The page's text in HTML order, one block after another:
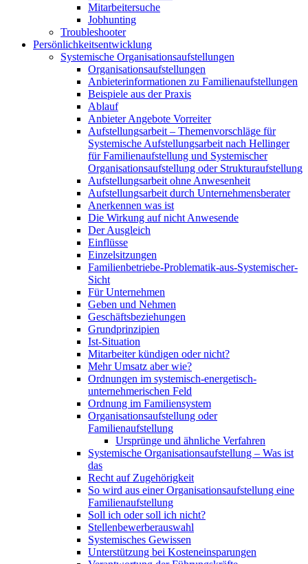
Mitarbeitersuche
Jobhunting
Troubleshooter
Persönlichkeitsentwicklung
Systemische Organisationsaufstellungen
Organisationsaufstellungen
Anbieterinformationen zu Familienaufstellungen
Beispiele aus der Praxis
Ablauf
Anbieter Angebote Vorreiter
Aufstellungsarbeit – Themenvorschläge für
Systemische Aufstellungsarbeit nach Hellinger
für Familienaufstellung und Systemischer
Organisationsaufstellung oder Strukturaufstellung
Aufstellungsarbeit ohne Anwesenheit
Aufstellungsarbeit durch Unternehmensberater
Anerkennen was ist
Die Wirkung auf nicht Anwesende
Der Ausgleich
Einflüsse
Einzelsitzungen
Familienbetriebe-Problematik-aus-Systemischer-
Sicht
Für Unternehmen
Geben und Nehmen
Geschäftsbeziehungen
Grundprinzipien
Ist-Situation
Mitarbeiter kündigen oder nicht?
Mehr Umsatz aber wie?
Ordnungen im systemisch-energetisch-
unternehmerischen Feld
Ordnung im Familiensystem
Organisationsaufstellung oder
Familienaufstellung
Ursprünge und ähnliche Verfahren
Systemische Organisationsaufstellung – Was ist
das
Recht auf Zugehörigkeit
So wird aus einer Organisationsaufstellung eine
Familienaufstellung
Soll ich oder soll ich nicht?
Stellenbewerberauswahl
Systemisches Gewissen
Unterstützung bei Kosteneinsparungen